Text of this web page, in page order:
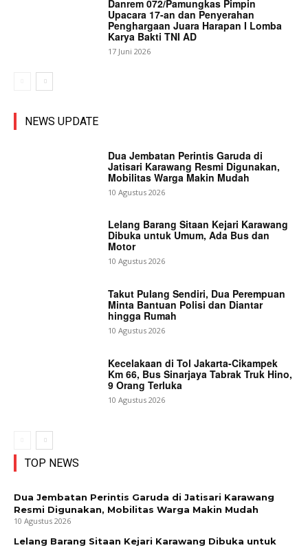
Danrem 072/Pamungkas Pimpin
Upacara 17-an dan Penyerahan
Penghargaan Juara Harapan I Lomba
Karya Bakti TNI AD
17 Juni 2026
NEWS UPDATE
Dua Jembatan Perintis Garuda di
Jatisari Karawang Resmi Digunakan,
Mobilitas Warga Makin Mudah
10 Agustus 2026
Lelang Barang Sitaan Kejari Karawang
Dibuka untuk Umum, Ada Bus dan
Motor
10 Agustus 2026
Takut Pulang Sendiri, Dua Perempuan
Minta Bantuan Polisi dan Diantar
hingga Rumah
10 Agustus 2026
Kecelakaan di Tol Jakarta-Cikampek
Km 66, Bus Sinarjaya Tabrak Truk Hino,
9 Orang Terluka
10 Agustus 2026
TOP NEWS
Dua Jembatan Perintis Garuda di Jatisari Karawang
Resmi Digunakan, Mobilitas Warga Makin Mudah
10 Agustus 2026
Lelang Barang Sitaan Kejari Karawang Dibuka untuk